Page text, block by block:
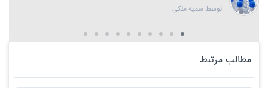
توسط سمیه ملکی
مطالب مرتبط